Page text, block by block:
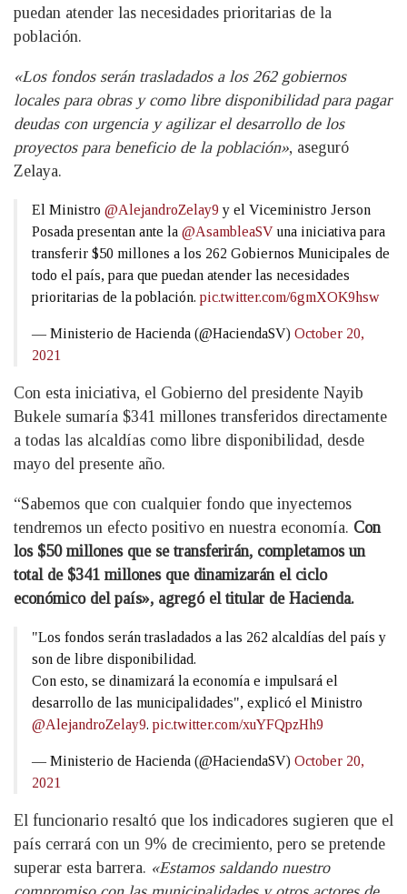
puedan atender las necesidades prioritarias de la
población.
«Los fondos serán trasladados a los 262 gobiernos
locales para obras y como libre disponibilidad para pagar
deudas con urgencia y agilizar el desarrollo de los
proyectos para beneficio de la población», aseguró
Zelaya.
El Ministro @AlejandroZelay9 y el Viceministro Jerson
Posada presentan ante la @AsambleaSVuna iniciativa para
transferir $50 millones a los 262 Gobiernos Municipales de
todo el país, para que puedan atender las necesidades
prioritarias de la población. pic.twitter.com/6gmXOK9hsw
— Ministerio de Hacienda (@HaciendaSV) October 20,
2021
Con esta iniciativa, el Gobierno del presidente Nayib
Bukele sumaría $341 millones transferidos directamente
a todas las alcaldías como libre disponibilidad, desde
mayo del presente año.
“Sabemos que con cualquier fondo que inyectemos
tendremos un efecto positivo en nuestra economía. Con
los $50 millones que se transferirán, completamos un
total de $341 millones que dinamizarán el ciclo
económico del país», agregó el titular de Hacienda.
"Los fondos serán trasladados a las 262 alcaldías del país y
son de libre disponibilidad.
Con esto, se dinamizará la economía e impulsará el
desarrollo de las municipalidades", explicó el Ministro
@AlejandroZelay9. pic.twitter.com/xuYFQpzHh9
— Ministerio de Hacienda (@HaciendaSV) October 20,
2021
El funcionario resaltó que los indicadores sugieren que el
país cerrará con un 9% de crecimiento, pero se pretende
superar esta barrera. «Estamos saldando nuestro